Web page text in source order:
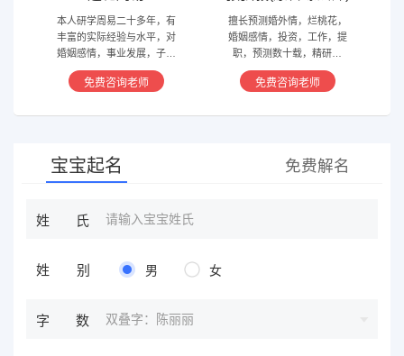
本人研学周易二十多年，有
丰富的实际经验与水平，对
婚姻感情，事业发展，子嗣
香火等方面指引慈航 ，现
在预测指导擅长紫微星斗，
导方案，欢迎有缘人。
免费咨询老师
擅长预测婚外情，烂桃花，
婚姻感情，投资，工作，提
职，预测数十载，精研国
学，擅长铁板、太乙，一掌
经，八宫连山易，盲派八字
免费咨询老师
宝宝起名 免费解名
姓氏
姓别 男 女
字数 双叠字：陈丽丽